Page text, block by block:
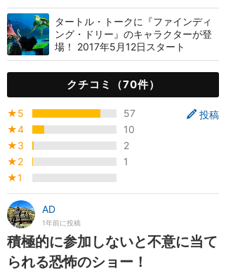
タートル・トークに『ファインディ
ング・ドリー』のキャラクターが登
場！ 2017年5月12日スタート
クチコミ（70件）
投稿
★5
57
★4
10
★3
2
★2
1
★1
AD
1年前に投稿
積極的に参加しないと不意に当て
られる恐怖のショー！